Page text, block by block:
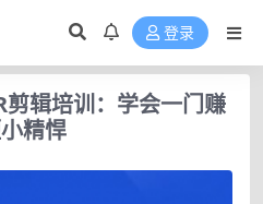
登录
辑培训：学会一门赚
精悍